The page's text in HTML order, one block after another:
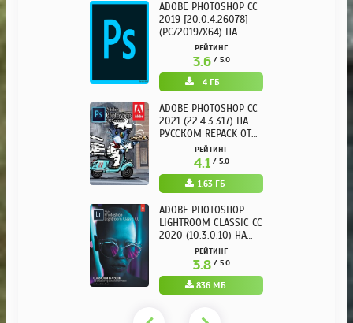
ADOBE PHOTOSHOP CC
2019 [20.0.4.26078]
(PC/2019/X64) НА
РУССКОМРЕЙТИНГ
3.6/ 5.0
4 ГБ
ADOBE PHOTOSHOP CC
2021 (22.4.3.317) НА
РУССКОМ REPACK ОТ
KPOJIUKРЕЙТИНГ
4.1 / 5.0
1.63 ГБ
ADOBE PHOTOSHOP
LIGHTROOM CLASSIC CC
2020 (10.3.0.10) НА
РУССКОМ REPACK ОТ
KPOJIUK
РЕЙТИНГ
3.8 / 5.0
836 МБ